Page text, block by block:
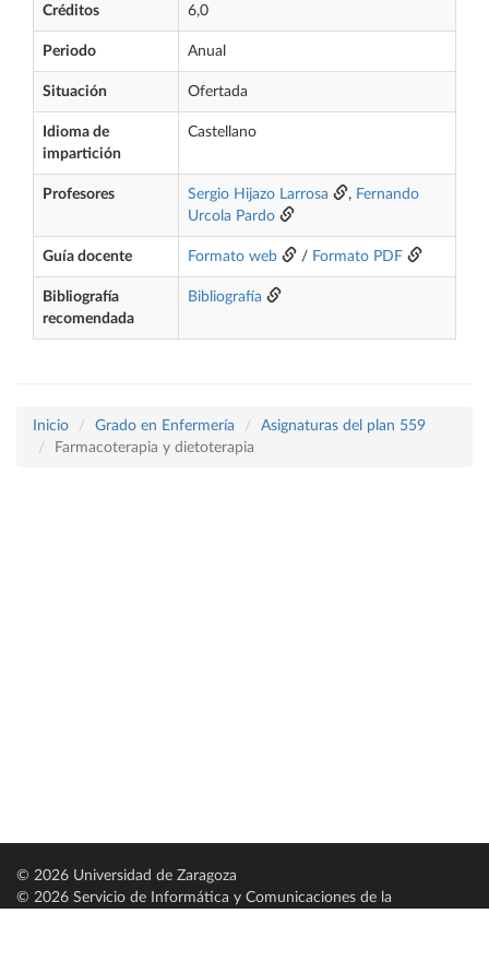
Créditos 6,0
Periodo Anual
Situación Ofertada
Idioma de
impartición
Castellano
Profesores Sergio Hijazo Larrosa , Fernando
Urcola Pardo
Guía docente Formato web / Formato PDF
Bibliografía
recomendada
Bibliografía
Inicio Grado en Enfermería
Asignaturas del plan 559
Farmacoterapia y dietoterapia
© 2026 Universidad de Zaragoza
© 2026 Servicio de Informática y Comunicaciones de la